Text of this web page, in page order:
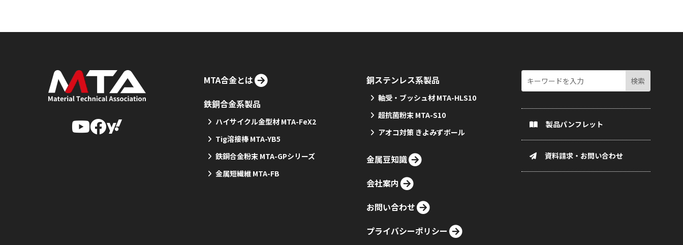
MTA合金とは
鉄銅合金系製品
ハイサイクル金型材 MTA-FeX2
Tig溶接棒 MTA-YB5
鉄銅合金粉末 MTA-GPシリーズ
金属短繊維 MTA-FB
銅ステンレス系製品
軸受・ブッシュ材 MTA-HLS10
超抗菌粉末 MTA-S10
アオコ対策 きよみずボール
金属豆知識
会社案内
お問い合わせ
プライバシーポリシー
製品パンフレット
資料請求・お問い合わせ